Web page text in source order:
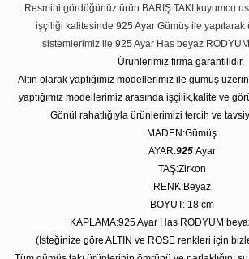
Resmini gördüğünüz ürün BARIŞ TAKI kuyumcu
işçiliği kalitesinde 925 Ayar Gümüş ile yapılarak
sistemlerimiz ile 925 Ayar Has beyaz
Ürünlerimiz firma garantilidir.
Altın olarak yaptığımız modellerimiz ile gümüş
yaptığımız modellerimiz arasında işçilik,kalite ve
Gönül rahatlığıyla ürünlerimizi tercih ve
MADEN:Gümüş
AYAR:925 Ayar
TAŞ:Zirkon
RENK:Beyaz
BOYUT: 18 cm
KAPLAMA:925 Ayar Has RODYUM
(İsteğinize göre ALTIN ve ROSE renkleri için